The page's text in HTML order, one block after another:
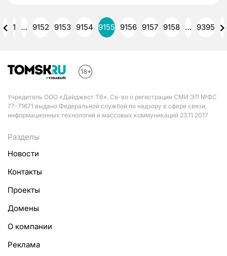
1 … 9152 9153 9154 9155 9156 9157 9158 … 9395
Учредитель ООО «Дайджест ТВ». Св-во о регистрации СМИ ЭЛ №ФС
77-71671 выдано Федеральной службой по надзору в сфере связи,
информационных технологий и массовых коммуникаций 23.11.2017
Разделы
Новости
Контакты
Проекты
Домены
О компании
Реклама